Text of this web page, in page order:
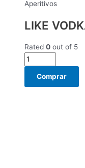
Aperitivos
LIKE
Rated 0 out of 5
Comprar